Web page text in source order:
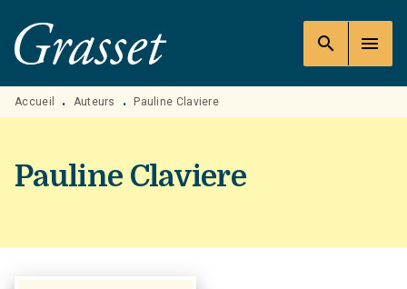
MENU RECHERCHE
PIED DE PAGE
search menu
Accueil • Auteurs • Pauline Claviere
Pauline Claviere